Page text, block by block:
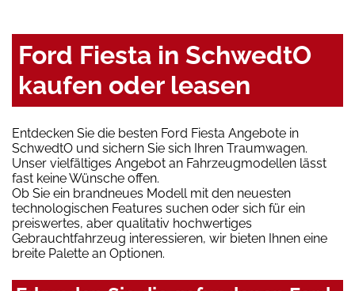
Ford Fiesta in SchwedtO
kaufen oder leasen
Entdecken Sie die besten Ford Fiesta Angebote in
SchwedtO und sichern Sie sich Ihren Traumwagen.
Unser vielfältiges Angebot an Fahrzeugmodellen lässt
fast keine Wünsche offen.
Ob Sie ein brandneues Modell mit den neuesten
technologischen Features suchen oder sich für ein
preiswertes, aber qualitativ hochwertiges
Gebrauchtfahrzeug interessieren, wir bieten Ihnen eine
breite Palette an Optionen.